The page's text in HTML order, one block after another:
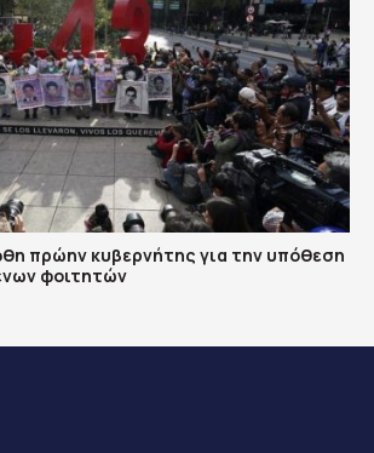
πρώην κυβερνήτης για την υπόθεση
φοιτητών